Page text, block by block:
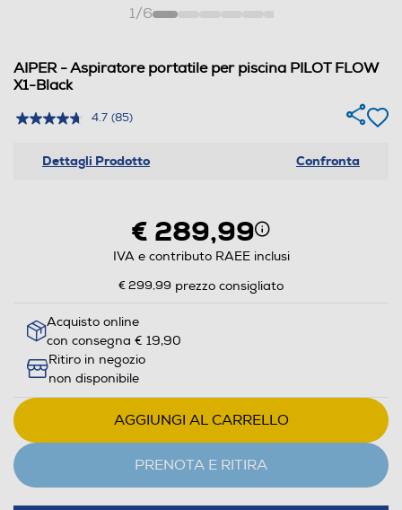
1/6
AIPER - Aspiratore portatile per piscina PILOT FLOW
X1-Black
4.7 (85)
Dettagli Prodotto Confronta
€ 289,99
IVA e contributo RAEE inclusi
€ 299,99 prezzo consigliato
Acquisto online
con consegna € 19,90
Ritiro in negozio
non disponibile
AGGIUNGI AL CARRELLO
PRENOTA E RITIRA